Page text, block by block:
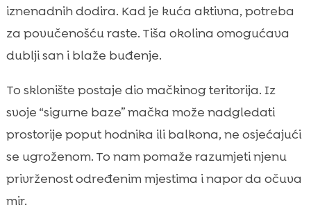
iznenadnih dodira. Kad je kuća aktivna, potreba
za povučenošću raste. Tiša okolina omogućava
dublji san i blaže buđenje.
To sklonište postaje dio mačkinog teritorija. Iz
svoje “sigurne baze” mačka može nadgledati
prostorije poput hodnika ili balkona, ne osjećajući
se ugroženom. To nam pomaže razumjeti njenu
privrženost određenim mjestima i napor da očuva
mir.